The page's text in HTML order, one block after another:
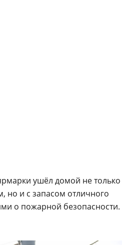
ушёл домой не только
но и с запасом отличного
о пожарной безопасности.